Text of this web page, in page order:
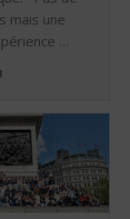
mais une
…